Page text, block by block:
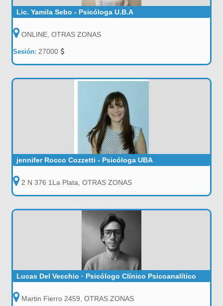
Lic. Yamila Sebo - Psicóloga U.B.A
ONLINE, OTRAS ZONAS
Sesión:27000
jennifer Rocco Cozzetti - Psicóloga UBA
2 N 376 1La Plata, OTRAS ZONAS
Lucas Del Vecchio · Psicólogo Clínico Psicoanalítico
Martin Fierro 2459, OTRAS ZONAS